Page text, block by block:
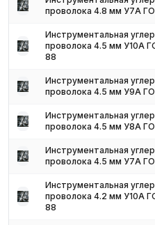
проволока 4.8 мм У7А
Инструментальная
проволока 4.5 мм У10А
88
Инструментальная
проволока 4.5 мм У9А
Инструментальная
проволока 4.5 мм У8А
Инструментальная
проволока 4.5 мм У7А
Инструментальная
проволока 4.2 мм У10А
88